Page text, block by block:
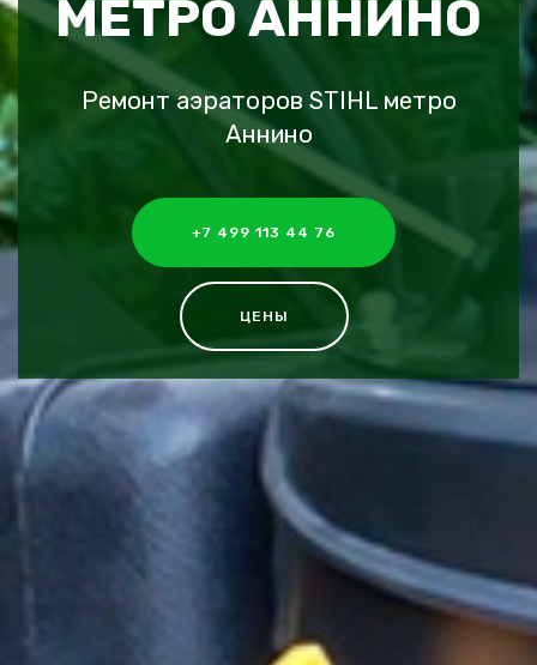
МЕТРО АННИНО
Ремонт аэраторов STIHL метро
Аннино
+7 499 113 44 76
ЦЕНЫ